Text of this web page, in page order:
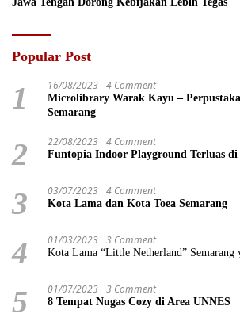
Popular Post
1 16/08/2023 4 Comment
Microlibrary Warak Kayu –
Semarang
2 22/08/2023 4 Comment
Funtopia Indoor Playground Terluas di
3 03/07/2023 4 Comment
Kota Lama dan Kota Toea Semarang
4 01/03/2023 3 Comment
Kota Lama “Little Netherland” Semarang
5 01/07/2023 3 Comment
8 Tempat Nugas Cozy di Area UNNES